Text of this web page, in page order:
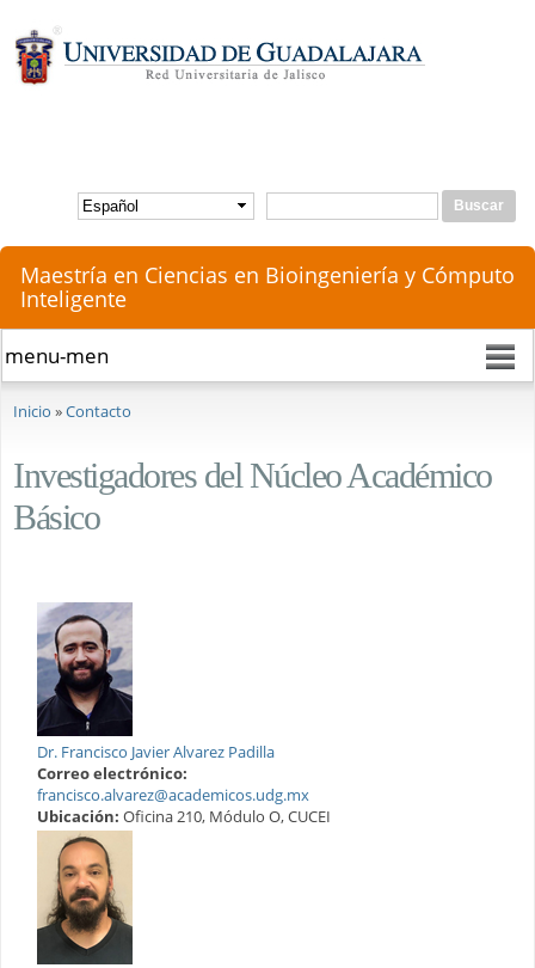
principal
Formulario de búsqueda
Buscar
Maestría en Ciencias en Bioingeniería y Cómputo
Inteligente
Inicio »Contacto
Investigadores del Núcleo Académico
Básico
Dr. Francisco Javier Alvarez Padilla
Correo electrónico:
francisco.alvarez@academicos.udg.mx
Ubicación: Oficina 210, Módulo O, CUCEI